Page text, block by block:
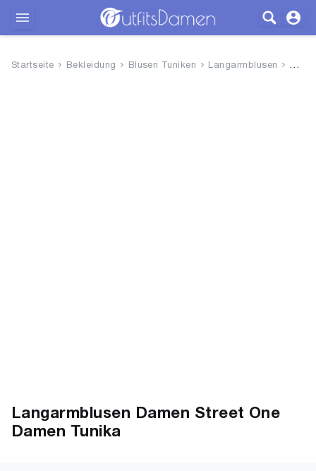
Startseite Bekleidung Blusen Tuniken Langarmblusen
Langarmblusen Damen Street One
Damen Tunika